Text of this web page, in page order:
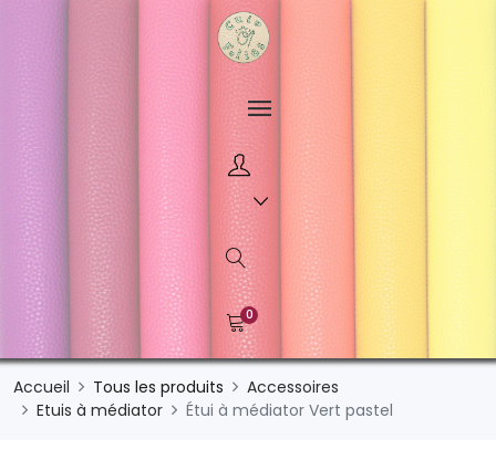
0
Accueil Tous les produits
Accessoires
Etuis à médiator
Étui à médiator Vert pastel